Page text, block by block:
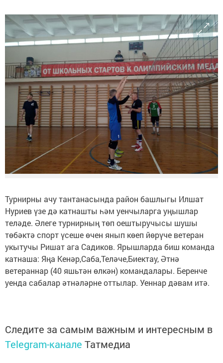
Турнирны ачу тантанасында район башлыгы Илшат
Нуриев үзе дә катнашты һәм уенчыларга уңышлар
теләде. Әлеге турнирның төп оештыручысы шушы
төбәктә спорт үсеше өчен янып көеп йөрүче ветеран
укытучы Ришат ага Садиков. Ярышларда биш команда
катнаша: Яңа Кенәр,Саба,Теләче,Биектау, Әтнә
ветераннар (40 яшьтән өлкән) командалары. Беренче
уенда сабалар әтнәләрне оттылар. Уеннар дәвам итә.
Следите за самым важным и интересным в
Telegram-канале Татмедиа